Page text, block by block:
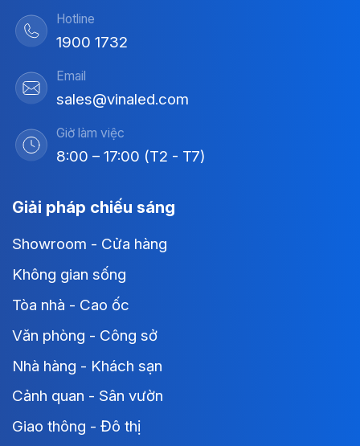
Hotline
1900 1732
Email
sales@vinaled.com
Giờ làm việc
8:00 – 17:00 (T2 - T7)
Giải pháp chiếu sáng
Showroom - Cửa hàng
Không gian sống
Tòa nhà - Cao ốc
Văn phòng - Công sở
Nhà hàng - Khách sạn
Cảnh quan - Sân vườn
Giao thông - Đô thị